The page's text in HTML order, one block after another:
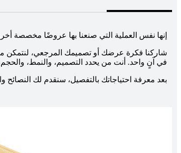
إنها نفس العملية التي صنعنا بها عروضًا
شاركنا فكرة عرضك أو تصميمك المرجعي، لنتمكن
في آنٍ واحد. أنت من يحدد التصميم، والنمط، والحجم،
بعد معرفة احتياجاتك بالتفصيل، سنقدم لك النصائح